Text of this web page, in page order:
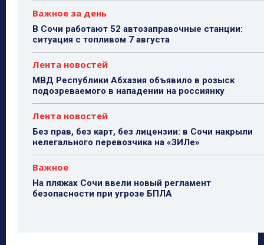
Важное за день
В Сочи работают 52 автозаправочные станции:
ситуация с топливом 7 августа
Лента новостей
МВД Республики Абхазия объявило в розыск
подозреваемого в нападении на россиянку
Лента новостей
Без прав, без карт, без лицензии: в Сочи накрыли
нелегального перевозчика на «ЗИЛе»
Важное
На пляжах Сочи ввели новый регламент
безопасности при угрозе БПЛА